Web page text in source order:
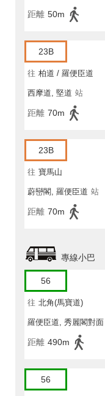
距離 50m
23B
往 柏道 / 羅便臣道
西摩道, 堅道 站
距離 70m
23B
往 寶馬山
蔚巒閣, 羅便臣道 站
距離 70m
專線小巴
56
往 北角(馬寶道)
羅便臣道, 秀麗閣對面
距離 490m
56